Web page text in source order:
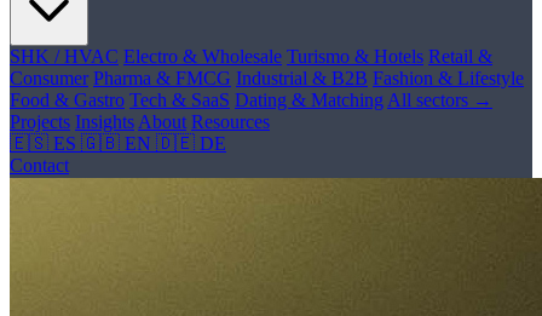
SHK / HVAC Electro & Wholesale Turismo & Hotels Retail &
Consumer Pharma & FMCG Industrial & B2B Fashion & Lifestyle
Food & Gastro Tech & SaaS Dating & Matching All sectors →
Projects Insights About Resources
🇪🇸 ES 🇬🇧 EN 🇩🇪 DE
Contact